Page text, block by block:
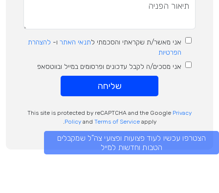
אני מאשר/ת שקראתי והסכמתי לתנאי האתר ו- להצהרת
הפרטיות
אני מסכים/ה לקבל עדכונים ופרסומים במייל ובווטסאפ
שליחה
This site is protected by reCAPTCHA and the Google Privacy
Policyand Terms of Serviceapply.
הצטרפו עכשיו לעוד פצועות ופצועי צה"ל שמקבלים
הטבות וחדשות למייל